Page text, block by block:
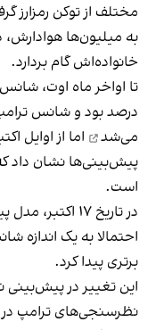
مختلف از توکن رمزارز
به میلیون‌ها
خانواده‌اش گام بردارد.
درصد بود و شانس ترامپ حدود ۴۴
می‌شد
اما از اوایل
پیش‌بینی‌ها نشان داد
است.
در تاریخ ۱۷
برتری پیدا کرد.
این تغییر در پیش‌بینی
نظرسنجی‌های ترامپ